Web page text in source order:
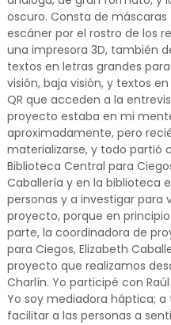
oscuro. Consta de
escáner por el rostro de los
una impresora 3D, también
textos en letras grandes
visión, baja visión, y textos
QR que acceden a la
proyecto estaba en mi
aproximadamente, pero
materializarse, y todo partió
Biblioteca Central para
Caballería y en la biblioteca
personas y a investigar para
proyecto, porque en
parte, la coordinadora de
para Ciegos, Elizabeth
proyecto que realizamos
Charlín. Yo participé con
Yo soy mediadora háptica;
facilitar a las personas a